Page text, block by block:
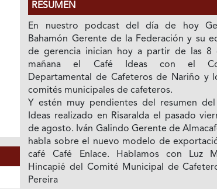
RESUMEN
En nuestro podcast del día de hoy
Bahamón Gerente de la Federación y su
de gerencia inician hoy a partir de las 8
mañana el Café Ideas con el
Departamental de Cafeteros de Nariño y
comités municipales de cafeteros.
Y estén muy pendientes del resumen del
Ideas realizado en Risaralda el pasado
de agosto. Iván Galindo Gerente de
habla sobre el nuevo modelo de
café Café Enlace. Hablamos con Luz
Hincapié del Comité Municipal de
Pereira